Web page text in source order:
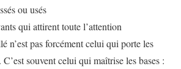
ou usés
qui attirent toute l’attention
n’est pas forcément celui qui porte les
souvent celui qui maîtrise les bases :